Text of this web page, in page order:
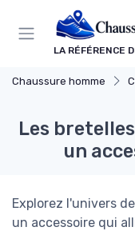
LA RÉFÉRENCE
Chaussure homme
Les
un
Explorez l'univers
un accessoire qui
Panneau de gestion